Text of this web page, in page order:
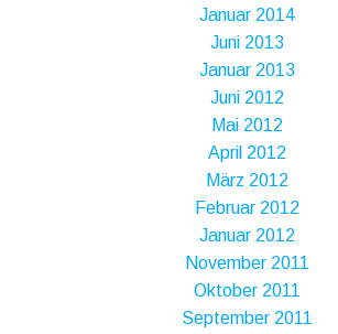
Januar 2014
Juni 2013
Januar 2013
Juni 2012
Mai 2012
April 2012
März 2012
Februar 2012
Januar 2012
November 2011
Oktober 2011
September 2011